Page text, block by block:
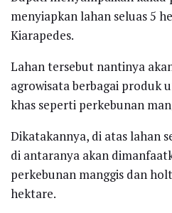
menyiapkan lahan seluas 5
Kiarapedes.
Lahan tersebut nantinya
agrowisata berbagai produk
khas seperti perkebunan
Dikatakannya, di atas lahan
di antaranya akan
perkebunan manggis dan
hektare.